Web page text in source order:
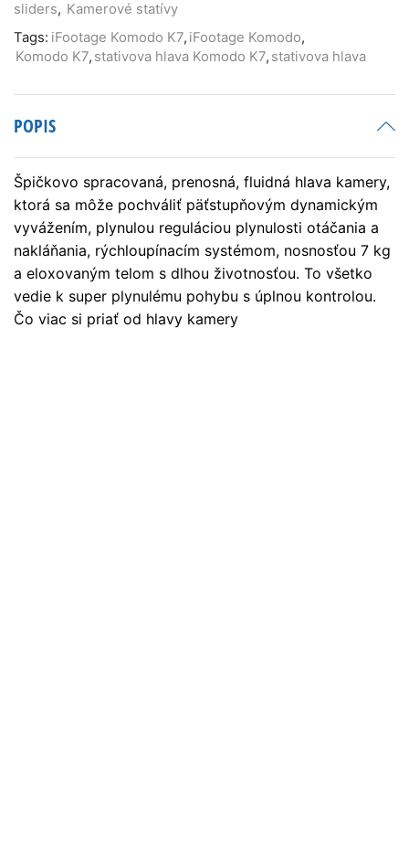
sliders, Kamerové statívy
Tags: iFootage Komodo K7, iFootage Komodo,
Komodo K7, stativova hlava Komodo K7, stativova hlava
POPIS
Špičkovo spracovaná, prenosná, fluidná hlava kamery,
ktorá sa môže pochváliť päťstupňovým dynamickým
vyvážením, plynulou reguláciou plynulosti otáčania a
nakláňania, rýchloupínacím systémom, nosnosťou 7 kg
a eloxovaným telom s dlhou životnosťou. To všetko
vedie k super plynulému pohybu s úplnou kontrolou.
Čo viac si priať od hlavy kamery